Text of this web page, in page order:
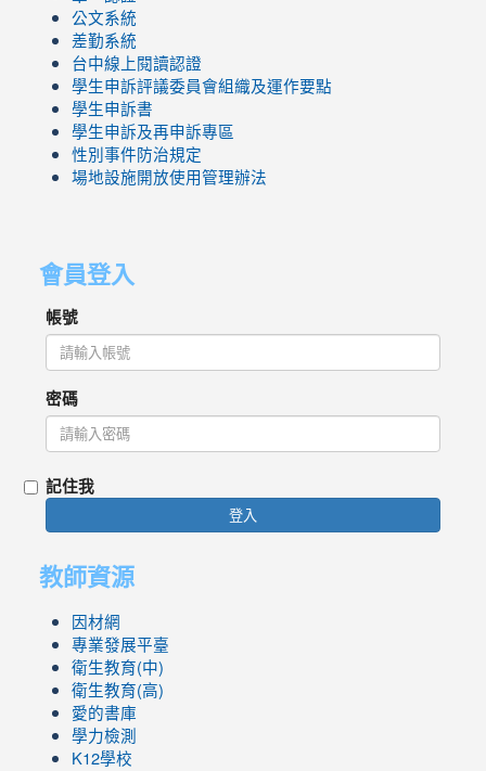
公文系統
差勤系統
台中線上閱讀認證
學生申訴評議委員會組織及運作要點
學生申訴書
學生申訴及再申訴專區
性別事件防治規定
場地設施開放使用管理辦法
會員登入
帳號
密碼
記住我
登入
教師資源
因材網
專業發展平臺
衛生教育(中)
衛生教育(高)
愛的書庫
學力檢測
K12學校